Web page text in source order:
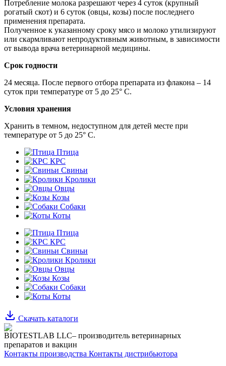
Потребление молока разрешают через 4 суток (крупный
рогатый скот) и 6 суток (овцы, козы) после последнего
применения препарата.
Полученное к указанному сроку мясо и молоко утилизируют
или скармливают непродуктивным животным, в зависимости
от вывода врача ветеринарной медицины.
Срок годности
24 месяца. После первого отбора препарата из флакона – 14
суток при температуре от 5 до 25° С.
Условия хранения
Хранить в темном, недоступном для детей месте при
температуре от 5 до 25° С.
Птица
КРС
Свиньи
Кролики
Овцы
Козы
Собаки
Коты
Птица
КРС
Свиньи
Кролики
Овцы
Козы
Собаки
Коты
Скачать каталоги
BIOTESTLAB LLC– производитель ветеринарных
препаратов и вакцин
Контакты производства Контакты дистрибьютора